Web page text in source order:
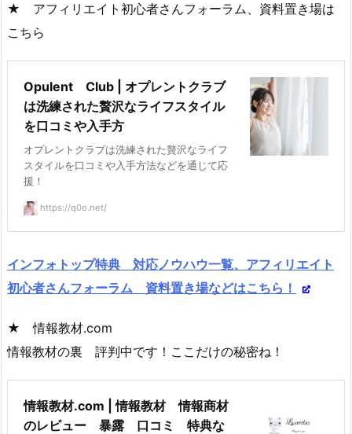
★ アフィリエイト初心者さんフォーラム、資料置き場は
こちら
Opulent Club | オプレントクラブ
は洗練された贅沢なライフスタイル
を口コミや入手方
オプレントクラブは洗練された贅沢なライフ
スタイルを口コミや入手方法などを通じて応
援！
https://q0o.net/
インフォトップ特典 対応ノウハウ一覧、アフィリエイト
初心者さんフォーラム 資料置き場などはこちら！
★ 情報教材.com
情報教材の裏 評判中です！ここだけの秘密ね！
情報教材.com | 情報教材 情報商材
のレビュー 暴露 口コミ 特典な